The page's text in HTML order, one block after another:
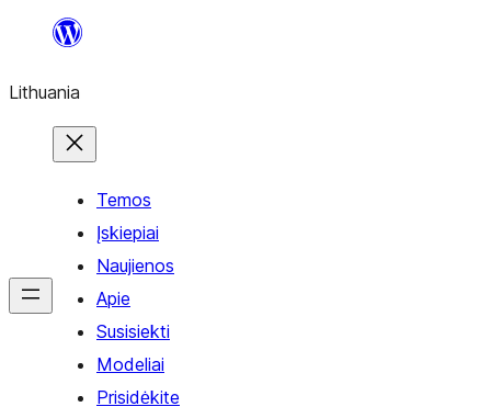
turinio
Lithuania
Temos
Įskiepiai
Naujienos
Apie
Susisiekti
Modeliai
Prisidėkite